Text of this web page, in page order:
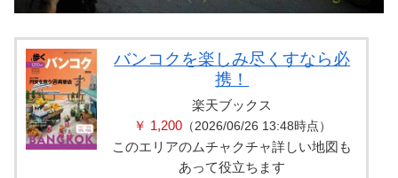
バンコクを楽しみ尽くすなら必
携！
楽天ブックス
￥ 1,200（2026/06/26 13:48時点）
このエリアのムチャクチャ詳しい地図も
あって役立ちます